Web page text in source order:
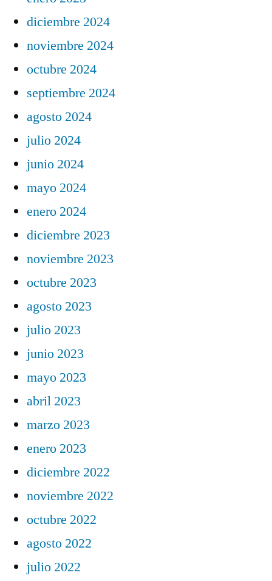
diciembre 2024
noviembre 2024
octubre 2024
septiembre 2024
agosto 2024
julio 2024
junio 2024
mayo 2024
enero 2024
diciembre 2023
noviembre 2023
octubre 2023
agosto 2023
julio 2023
junio 2023
mayo 2023
abril 2023
marzo 2023
enero 2023
diciembre 2022
noviembre 2022
octubre 2022
agosto 2022
julio 2022